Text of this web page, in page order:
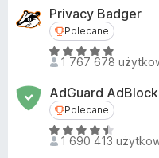
e
n
a
:
,
8
/
5
Privacy Badger
Polecane
Polecane
O
c
e
n
a
:
1 767 678
AdGuard
Polecane
Polecane
O
c
1 690 413